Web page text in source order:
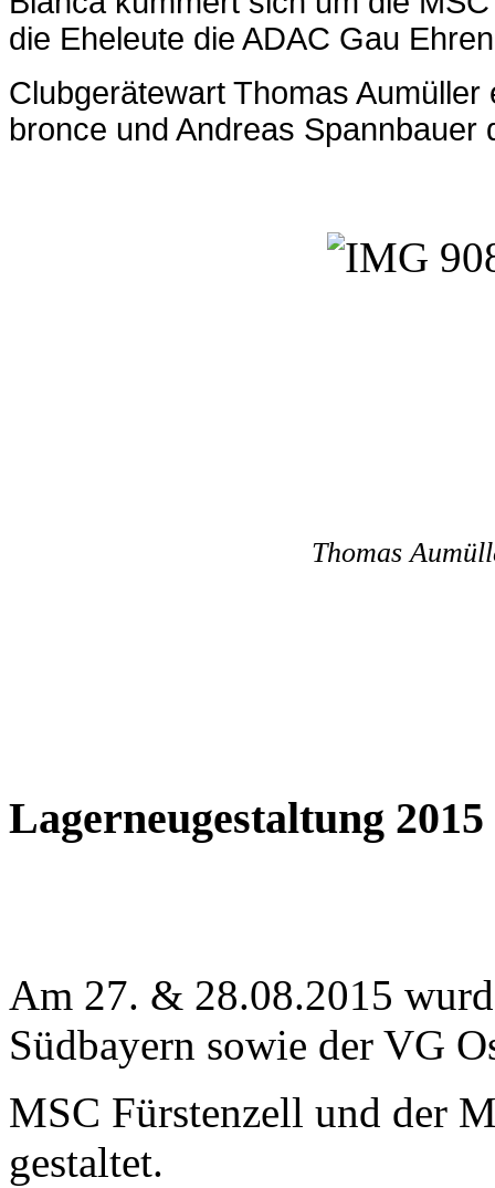
die Eheleute die ADAC Gau
Clubgerätewart Thomas
bronce und Andreas
Thomas
Lagerneugestaltung 2015
Am 27. & 28.08.2015
Südbayern sowie der VG
MSC Fürstenzell und der
gestaltet.